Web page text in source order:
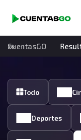
CuentasGO
Todo
Deportes